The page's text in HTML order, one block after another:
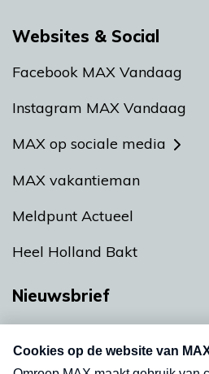
Websites & Social
Facebook MAX Vandaag
Instagram MAX Vandaag
MAX op sociale media
MAX vakantieman
Meldpunt Actueel
Heel Holland Bakt
Nieuwsbrief
nieuwsbrief. Elke vrijdag- en